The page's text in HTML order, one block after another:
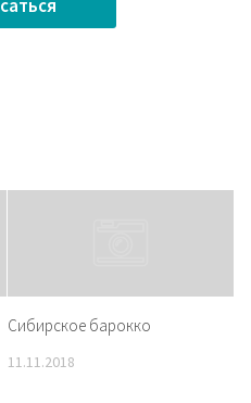
Сибирское барокко
11.11.2018